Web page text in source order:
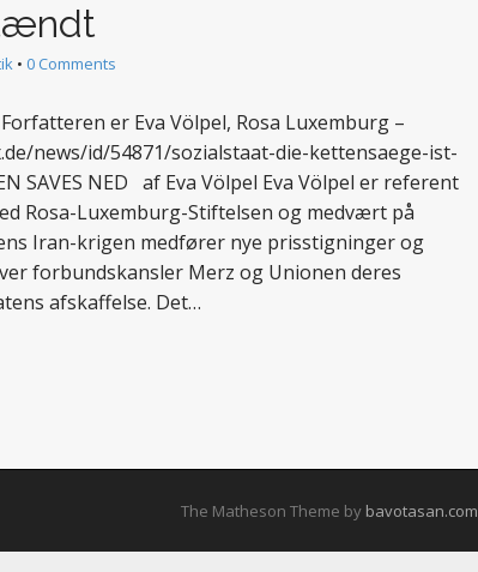
• 0 Comments
er Eva Völpel, Rosa Luxemburg –
news/id/54871/sozialstaat-die-kettensaege-ist-
SAVES NED af Eva Völpel Eva Völpel er referent
Rosa-Luxemburg-Stiftelsen og medvært på
Iran-krigen medfører nye prisstigninger og
forbundskansler Merz og Unionen deres
afskaffelse. Det…
The Matheson Theme by bavotasan.com